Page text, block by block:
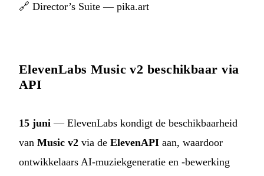
🔗 Director’s Suite — pika.art
ElevenLabs Music v2 beschikbaar via
API
15 juni — ElevenLabs kondigt de beschikbaarheid
van Music v2 via de ElevenAPI aan, waardoor
ontwikkelaars AI-muziekgeneratie en -bewerking